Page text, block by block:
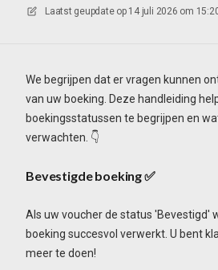
Laatst geupdate op 14 juli 2026 om
We begrijpen dat er vragen kunnen
van uw boeking. Deze handleiding
boekingsstatussen te begrijpen en
verwachten. 👇
Bevestigde boeking✅
Als uw voucher de status 'Bevestigd'
boeking succesvol verwerkt. U bent
meer te doen!